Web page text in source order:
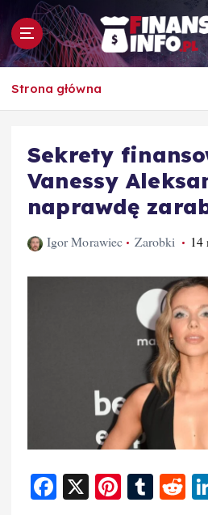
p
To i owo o
Strona główna
Sekrety
Vanessy
naprawdę
Igor Morawiec Zarobki 14
F
X
Pi T
R